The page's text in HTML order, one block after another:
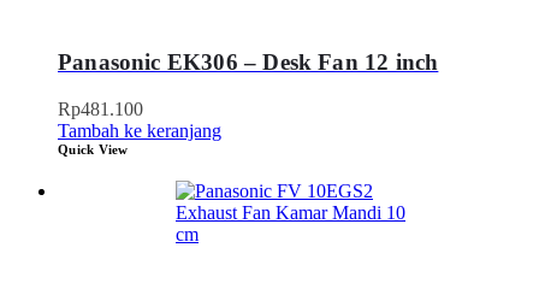
Panasonic EK306 – Desk Fan 12 inch
Rp481.100
Tambah ke keranjang
Quick View